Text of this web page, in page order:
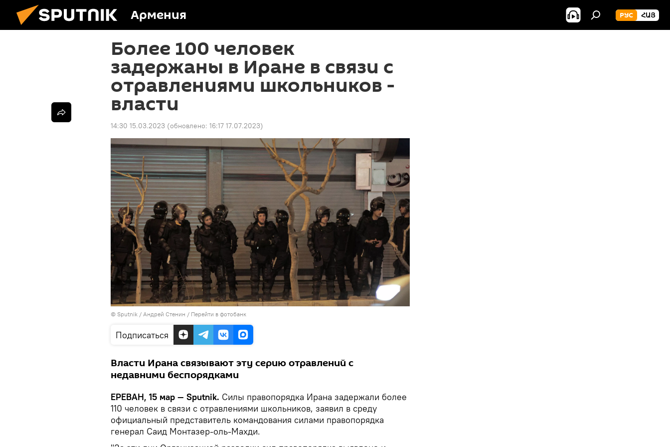
Армения РУС ՀԱՅ
Более 100 человек
задержаны в Иране в связи с
отравлениями школьников -
власти
14:30 15.03.2023 (обновлено: 16:17 17.07.2023)
© Sputnik / Андрей Стенин / Перейти в фотобанк
Подписаться
Власти Ирана связывают эту серию отравлений с
недавними беспорядками
ЕРЕВАН, 15 мар — Sputnik. Силы правопорядка Ирана задержали более
110 человек в связи с отравлениями школьников, заявил в среду
официальный представитель командования силами правопорядка
генерал Саид Монтазер-оль-Махди.